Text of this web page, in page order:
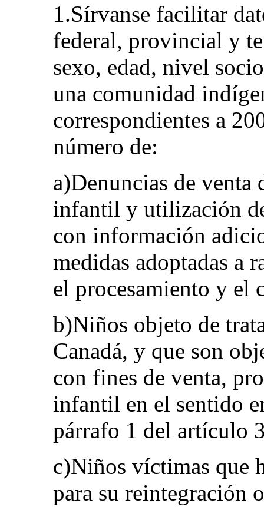
1.Sírvanse facilitar
federal, provincial y
sexo, edad, nivel
una comunidad
correspondientes a
número de:
a)Denuncias de
infantil y utilización
con información
medidas adoptadas a
el procesamiento y el
b)Niños objeto de
Canadá, y que son
con fines de venta,
infantil en el sentido
párrafo 1 del artículo
c)Niños víctimas que
para su reintegración